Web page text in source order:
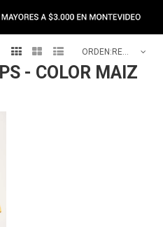
- COLOR MAIZ
   RECOMENDADOS